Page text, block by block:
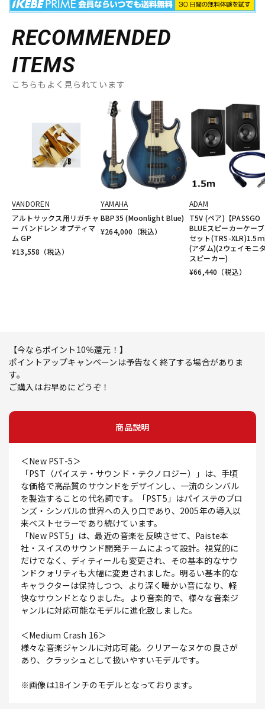
RECOMMENDED
ITEMS
こちらもよく見られています
VANDOREN
アルトサックス用リガチャ
ー バンドレン オプティマ
ム GP
¥13,558 （税込）
YAMAHA
BBP35 (Moonlight Blue)
¥264,000 （税込）
ADAM
T5V (ペア)【PASSGO
BLUEスピーカーケー
セット(TRS-XLR)1.5
(アダム)(2ウェイモニ
スピーカー)
¥66,440 （税込）
【今ならポイント10％還元！】
ポイントアップキャンペーンは予告なく終了する場合がありま
す。
ご購入はお早めにどうぞ！
商品説明
＜New PST-5＞
「PST（パイステ・サウンド・テクノロジー）」は、手頃
な価格で高品質のサウンドをデザインし、一流のシンバル
を製造することの代名詞です。「PST5」はパイステのブロ
ンズ・シンバルの世界への入り口であり、2005年の導入以
来ベストセラーであり続けています。
「New PST5」は、最近の音楽を反映させて、Paiste本
社・スイスのサウンド開発チームによって設計。視覚的に
だけでなく、ディティールも変更され、その基本的なサウ
ンドクォリティも大幅に変更されました。明るい基本的な
キャラクターは保持しつつ、より深く暖かい音になり、軽
快なサウンドとなりました。より音楽的で、様々な音楽ジ
ャンルに対応可能なモデルに進化致しました。
＜Medium Crash 16＞
様々な音楽ジャンルに対応可能。クリアーなヌケの良さが
あり、クラッシュとして扱いやすいモデルです。
※画像は18インチのモデルとなっております。